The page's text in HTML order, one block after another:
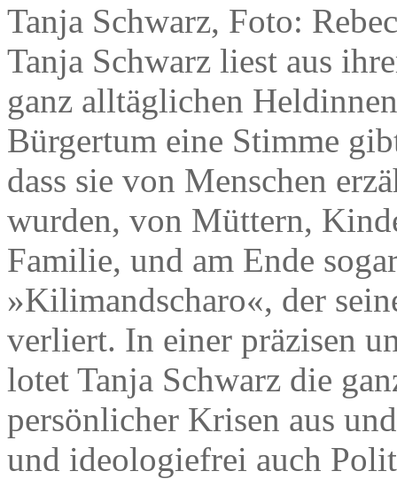
Tanja Schwarz, Foto:
Tanja Schwarz liest aus
ganz alltäglichen
Bürgertum eine Stimme
dass sie von Menschen
wurden, von Müttern,
Familie, und am Ende
»Kilimandscharo«, der
verliert. In einer präzisen
lotet Tanja Schwarz die
persönlicher Krisen aus
und ideologiefrei auch